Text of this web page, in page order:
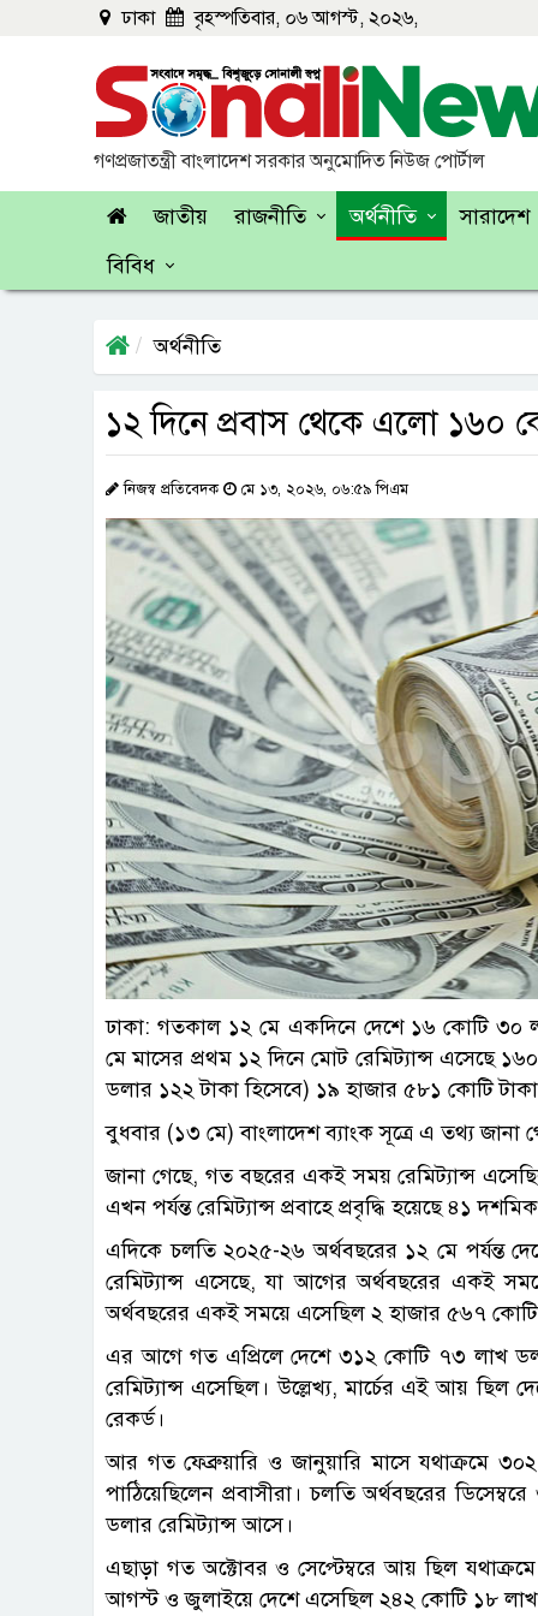
ঢাকা বৃহস্পতিবার, ০৬ আগস্ট, ২০২৬,
গণপ্রজাতন্ত্রী বাংলাদেশ সরকার অনুমোদিত নিউজ পোর্টাল
জাতীয় রাজনীতি অর্থনীতি
সারাদেশ
বিবিধ
অর্থনীতি
১২ দিনে প্রবাস থেকে এলো ১৬০
নিজস্ব প্রতিবেদক মে ১৩, ২০২৬, ০৬:৫৯ পিএম
ছবি
ঢাকা: গতকাল ১২ মে একদিনে দেশে ১৬ কোটি ৩০
মে মাসের প্রথম ১২ দিনে মোট রেমিট্যান্স এসেছে
ডলার ১২২ টাকা হিসেবে) ১৯ হাজার ৫৮১ কোটি
বুধবার (১৩ মে) বাংলাদেশ ব্যাংক সূত্রে এ তথ্য জানা
জানা গেছে, গত বছরের একই সময় রেমিট্যান্স
এখন পর্যন্ত রেমিট্যান্স প্রবাহে প্রবৃদ্ধি হয়েছে ৪১
এদিকে চলতি ২০২৫-২৬ অর্থবছরের ১২ মে পর্যন্ত
রেমিট্যান্স এসেছে, যা আগের অর্থবছরের একই
অর্থবছরের একই সময়ে এসেছিল ২ হাজার ৫৬৭
এর আগে গত এপ্রিলে দেশে ৩১২ কোটি ৭৩ লাখ
রেমিট্যান্স এসেছিল। উল্লেখ্য, মার্চের এই আয় ছিল
রেকর্ড।
আর গত ফেব্রুয়ারি ও জানুয়ারি মাসে যথাক্রমে
পাঠিয়েছিলেন প্রবাসীরা। চলতি অর্থবছরের
ডলার রেমিট্যান্স আসে।
এছাড়া গত অক্টোবর ও সেপ্টেম্বরে আয় ছিল
আগস্ট ও জুলাইয়ে দেশে এসেছিল ২৪২ কোটি ১৮ লাখ